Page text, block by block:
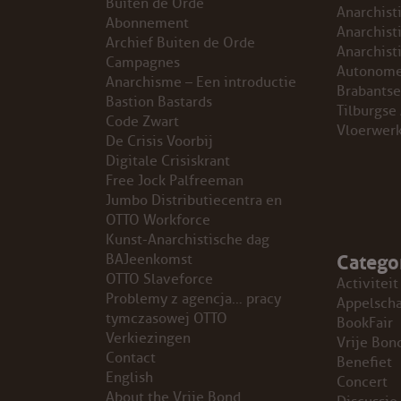
ANARCHISTISCHE GROEP A’DAM
ANARCHISTISCH COLLECTIEF ANTWERPEN
ANARCHISTISCH COLLECTIEF BRUGGE
VB AMSTERDAM
VRIJ COLLECTIEF KORTRIJK
LEUVENSE ANARCHISTISCHE GROEP
VB UTRECHT
Buiten de Orde
Abonnement
Archief Buiten de Orde
Campagnes
Anarchisme – Een introductie
Bastion Bastards
Code Zwart
De Crisis Voorbij
Digitale Crisiskrant
Free Jock Palfreeman
Jumbo Distributiecentra en
OTTO Workforce
Kunst-Anarchistische dag
BAJeenkomst
OTTO Slaveforce
Problemy z agencja… pracy
tymczasowej OTTO
Verkiezingen
Contact
English
Tilburgse
Activiteit
Appelscha
BookFair
Vrije
Benefiet
Concert